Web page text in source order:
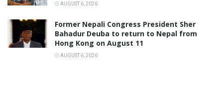
AUGUST 6, 2026
Former Nepali Congress President Sher
Bahadur Deuba to return to Nepal from
Hong Kong on August 11
AUGUST 6, 2026